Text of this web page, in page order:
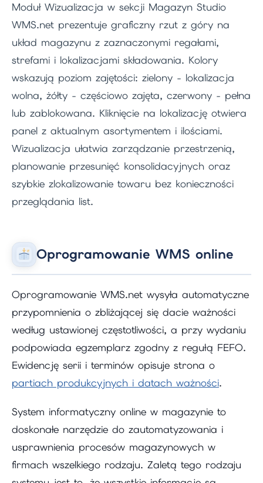
Moduł Wizualizacja w sekcji Magazyn Studio
WMS.net prezentuje graficzny rzut z góry na
układ magazynu z zaznaczonymi regałami,
strefami i lokalizacjami składowania. Kolory
wskazują poziom zajętości: zielony - lokalizacja
wolna, żółty - częściowo zajęta, czerwony - pełna
lub zablokowana. Kliknięcie na lokalizację otwiera
panel z aktualnym asortymentem i ilościami.
Wizualizacja ułatwia zarządzanie przestrzenią,
planowanie przesunięć konsolidacyjnych oraz
szybkie zlokalizowanie towaru bez konieczności
przeglądania list.
Oprogramowanie WMS online
Oprogramowanie WMS.net wysyła automatyczne
przypomnienia o zbliżającej się dacie ważności
według ustawionej częstotliwości, a przy wydaniu
podpowiada egzemplarz zgodny z regułą FEFO.
Ewidencję serii i terminów opisuje strona o
partiach produkcyjnych i datach ważności.
System informatyczny online w magazynie to
doskonałe narzędzie do zautomatyzowania i
usprawnienia procesów magazynowych w
firmach wszelkiego rodzaju. Zaletą tego rodzaju